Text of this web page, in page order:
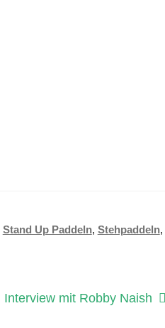
Stand Up Paddeln, Stehpaddeln,
Nächster
Interview mit Robby Naish